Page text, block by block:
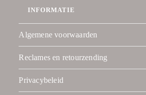
INFORMATIE
Algemene voorwaarden
Reclames en retourzending
Privacybeleid